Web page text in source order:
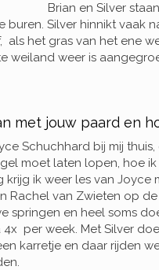
Brian en Silver
buren. Silver hinnikt vaak
als het gras van het ene
weiland weer is
met jouw paard en
Schuchhard bij mij
moet laten lopen, hoe
ik weer les van Joyce
Rachel van Zwieten op
springen en heel soms
per week. Met Silver
karretje en daar rijden